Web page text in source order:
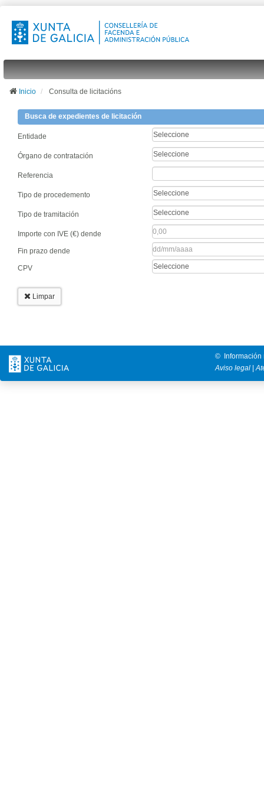
Inicio Consulta de licitacións
Busca de expedientes de licitación
Entidade Seleccione
Órgano de contratación Seleccione
Referencia
Tipo de procedemento Seleccione
Tipo de tramitación Seleccione
Importe con IVE (€) dende
Fin prazo dende
CPV Seleccione
Limpar
© Información
Aviso legal |